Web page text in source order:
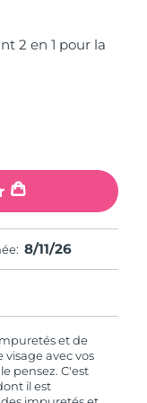
2 en 1 pour la
8/11/26
des
les 2 ans
ce
et de
avec vos
pensez. C'est
il est
8/15/26
estimée